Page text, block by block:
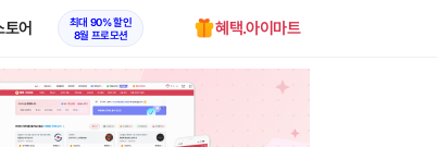
토어
최대 90% 할인
8월 프로모션
혜택.아이마트